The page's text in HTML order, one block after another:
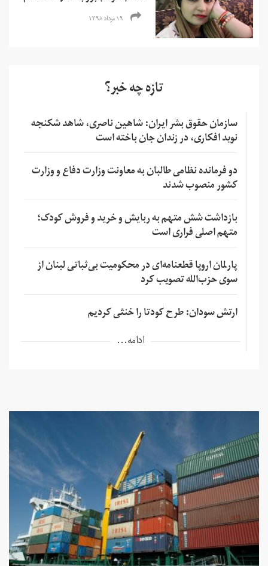
۱۹ مرداد ۱۳۹۸
تازه چه خبر؟
سازمان حقوق بشر ایران: شاهین ناصری، شاهد شکنجه
نوید افکاری، در زندان جان باخته است
دو فرمانده نظامی طالبان به معاونت وزارت دفاع و وزارت
کشور منصوب شدند
بازداشت شش متهم به ربایش و خرید و فروش کودک؛
متهم اصلی فراری است
پارلمان اروپا قطعنامه‌ای در محکومیت بی‌ثباتی لبنان از
سوی حزب‌الله تصویب کرد
ارتش سودان: طرح کودتا را خنثی کردیم
ادامه...